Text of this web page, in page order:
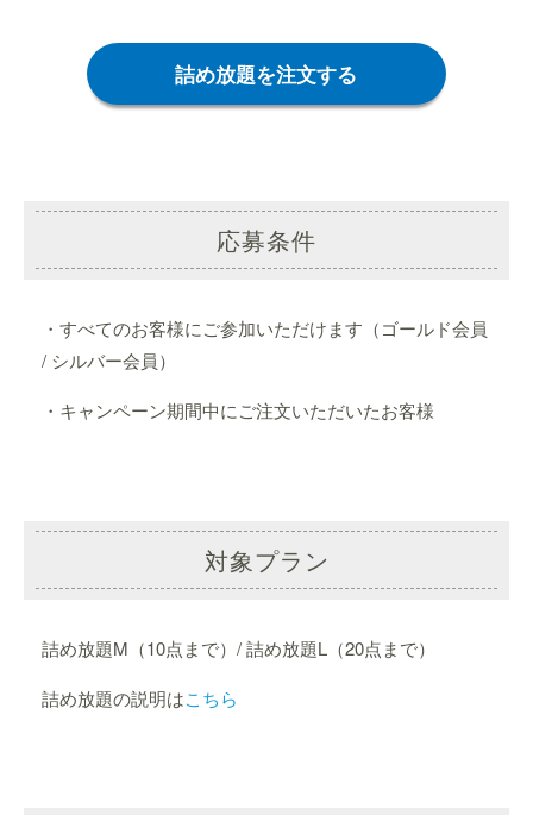
詰め放題を注文する
応募条件
・すべてのお客様にご参加いただけます（ゴールド会員
/ シルバー会員）
・キャンペーン期間中にご注文いただいたお客様
対象プラン
詰め放題M（10点まで）/ 詰め放題L（20点まで）
詰め放題の説明はこちら